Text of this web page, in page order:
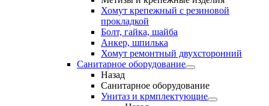
Хомут крепежный с резиновой
прокладкой
Болт, гайка, шайба
Анкер, шпилька
Хомут ремонтный двухсторонний
Санитарное оборудование
Назад
Санитарное оборудование
Унитаз и крмплектующие